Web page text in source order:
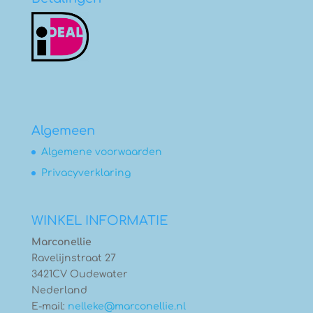
Algemeen
Algemene voorwaarden
Privacyverklaring
WINKEL INFORMATIE
Marconellie
Ravelijnstraat 27
3421CV Oudewater
Nederland
E-mail: nelleke@marconellie.nl